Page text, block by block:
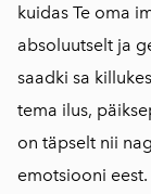
kuidas Te oma
absoluutselt ja
saadki sa
tema ilus,
on täpselt nii
emotsiooni